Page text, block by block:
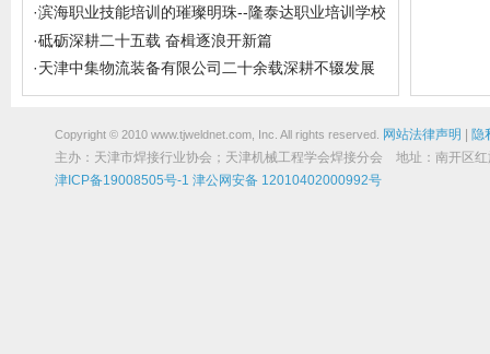
瑞
·滨海职业技能培训的璀璨明珠--隆泰达职业培训学校
发展
·砥砺深耕二十五载 奋楫逐浪开新篇
·天津中集物流装备有限公司二十余载深耕不辍发展
之路
Copyright © 2010 www.tjweldnet.com, Inc. All rights reserved. 网站法律声明
隐
主办：天津市焊接行业协会；天津机械工程学会焊接分会 地址：南开
津ICP备19008505号-1 津公网安备 12010402000992号